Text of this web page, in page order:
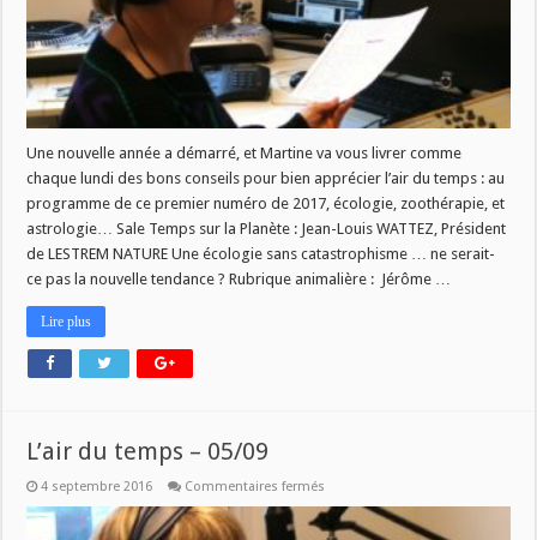
Une nouvelle année a démarré, et Martine va vous livrer comme
chaque lundi des bons conseils pour bien apprécier l’air du temps : au
programme de ce premier numéro de 2017, écologie, zoothérapie, et
astrologie… Sale Temps sur la Planète : Jean-Louis WATTEZ, Président
de LESTREM NATURE Une écologie sans catastrophisme … ne serait-
ce pas la nouvelle tendance ? Rubrique animalière : Jérôme …
Lire plus
L’air du temps – 05/09
4 septembre 2016 Commentaires fermés
du
temps